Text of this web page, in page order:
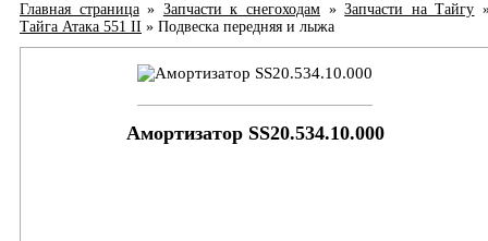
Главная страница» Запчасти к снегоходам »Запчасти на Тайгу
Тайга Атака 551 II » Подвеска передняя и лыжа
Амортизатор SS20.534.10.000